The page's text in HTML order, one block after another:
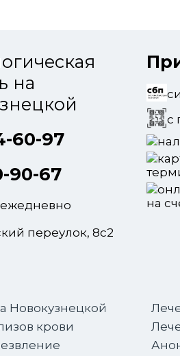
на
60-97
90-67
ежедневно
переулок, 8с2
с
Новокузнецкой
крови